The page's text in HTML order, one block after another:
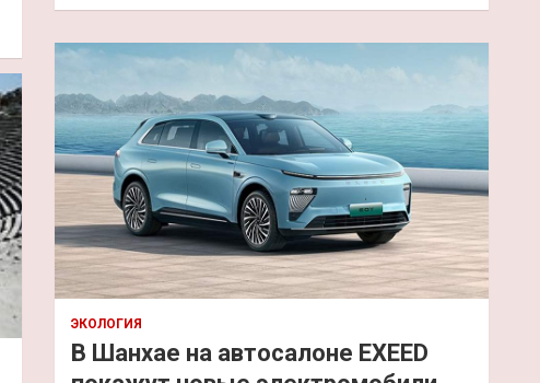
ЭКОЛОГИЯ
В Шанхае на автосалоне EXEED